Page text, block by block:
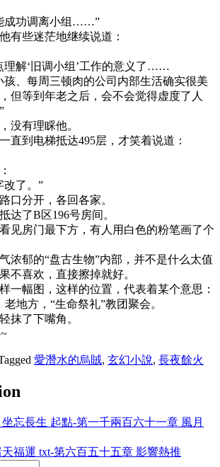
成功调离小组……”
有些迷茫地继续说道：
理解‘旧调小组’工作的意义了……
孩、每周三顿肉的公司内部生活确实很美
但等到年老之后，会不会觉得虚度了人
没有理睬他。
直到电梯抵达495层，才笑着说道：
改了。”
口分开，各回各家。
达了B区196号房间。
见房门最下方，有人用白色的粉笔画了个
浓郁的“盘古生物”内部，并不是什么太值
不喜欢，直接擦掉就好。
一幅图，这样的位置，代表着某个意思：
地方，“生命祭礼”教团聚会。
抹了下嘴角。
愛潛水的烏賊, 玄幻小說, 長夜餘火
忘長生 起點-第一千兩百六十一章 風月
福運 txt-第六百五十五章 影響熱推